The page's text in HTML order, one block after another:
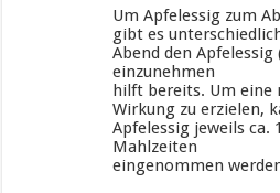
Um Apfelessig zum
gibt es
Abend den
einzunehmen
hilft bereits. Um eine
Wirkung zu erzielen,
Apfelessig jeweils ca.
Mahlzeiten
eingenommen